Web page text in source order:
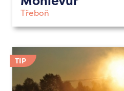
Třeboň